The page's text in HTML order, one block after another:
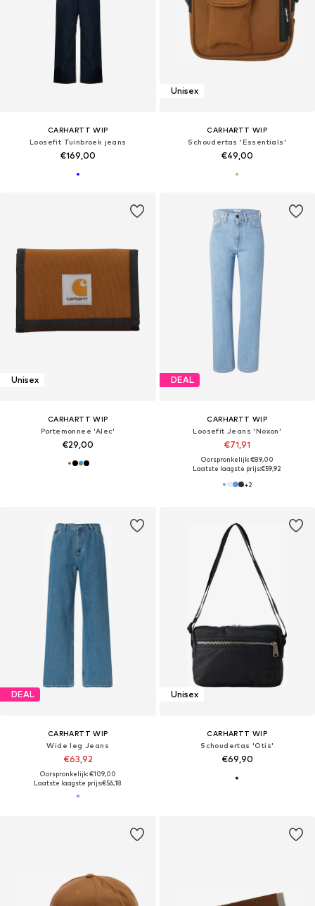
CARHARTT WIP
Loosefit Tuinbroek jeans
€169,00
Unisex
CARHARTT WIP
Schoudertas 'Essentials'
€49,00
Unisex
CARHARTT WIP
Portemonnee 'Alec'
€29,00
DEAL
CARHARTT WIP
Loosefit Jeans 'Noxon'
€71,91
Oorspronkelijk: €89,00
Laatste laagste prijs:€59,92
+2
DEAL
CARHARTT WIP
Wide leg Jeans
€63,92
Oorspronkelijk: €109,00
Laatste laagste prijs:€56,18
Unisex
CARHARTT WIP
Schoudertas 'Otis'
€69,90